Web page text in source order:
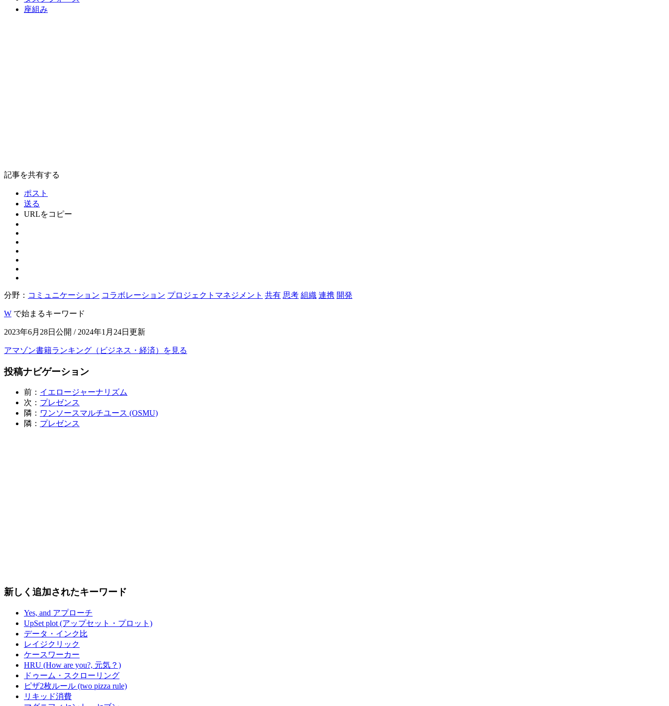
座組み
記事を共有する
ポスト
送る
URLをコピー
分野： コミュニケーション コラボレーション プロジェクトマネジメント 共有 思考 組織 連携 開発
W で始まるキーワード
2023年6月28日公開 / 2024年1月24日更新
アマゾン書籍ランキング（ビジネス・経済）を見る
投稿ナビゲーション
前： イエロージャーナリズム
次： プレゼンス
隣： ワンソースマルチユース (OSMU)
隣： プレゼンス
新しく追加されたキーワード
Yes, and アプローチ
UpSet plot (アップセット・プロット)
データ・インク比
レイジクリック
ケースワーカー
HRU (How are you?, 元気？)
ドゥーム・スクローリング
ピザ2枚ルール (two pizza rule)
リキッド消費